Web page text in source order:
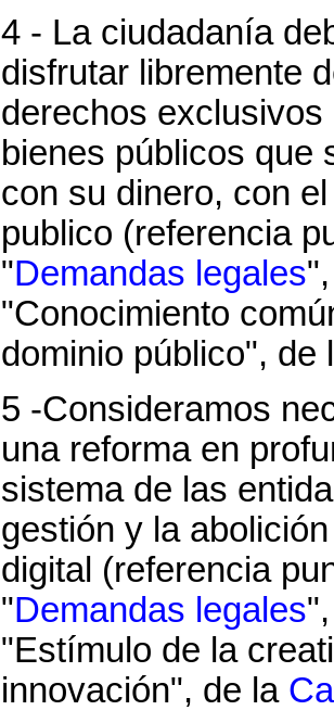
4 - La ciudadanía
disfrutar libremente
derechos exclusivos
bienes públicos que
con su dinero, con
publico (referencia
"Demandas legales
"Conocimiento
dominio público", de
5 -Consideramos
una reforma en
sistema de las
gestión y la
digital (referencia
"Demandas legales
"Estímulo de la
innovación", de la